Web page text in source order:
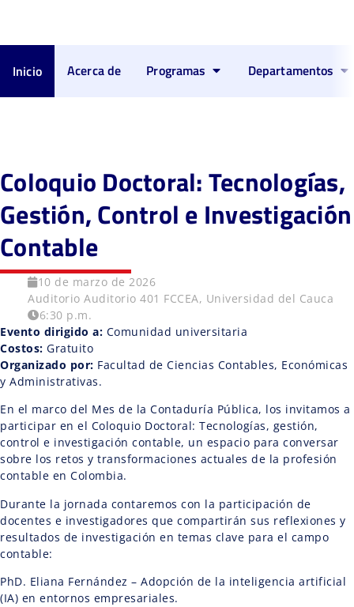
Inicio Acerca de Programas Departamentos
Coloquio Doctoral: Tecnologías,
Gestión, Control e Investigación
Contable
10 de marzo de 2026
Auditorio Auditorio 401 FCCEA, Universidad del Cauca
6:30 p.m.
Evento dirigido a: Comunidad universitaria
Costos: Gratuito
Organizado por: Facultad de Ciencias Contables, Económicas
y Administrativas.
En el marco del Mes de la Contaduría Pública, los invitamos a
participar en el Coloquio Doctoral: Tecnologías, gestión,
control e investigación contable, un espacio para conversar
sobre los retos y transformaciones actuales de la profesión
contable en Colombia.
Durante la jornada contaremos con la participación de
docentes e investigadores que compartirán sus reflexiones y
resultados de investigación en temas clave para el campo
contable:
PhD. Eliana Fernández – Adopción de la inteligencia artificial
(IA) en entornos empresariales.